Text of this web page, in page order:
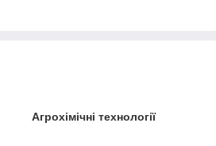
Агрохімічні технології